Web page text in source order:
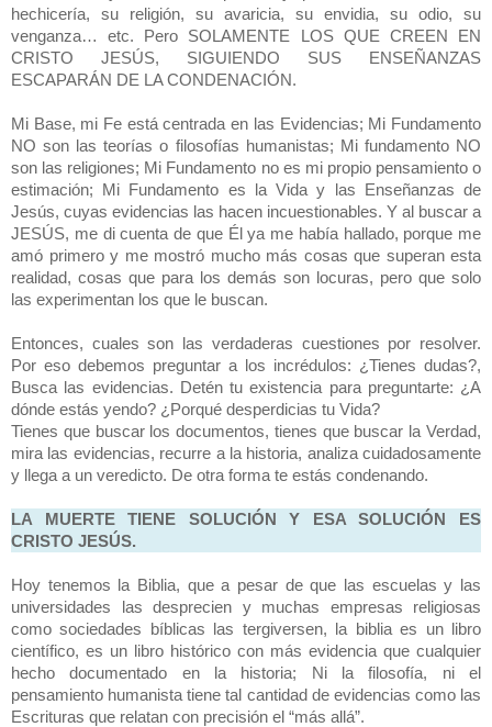
hechicería, su religión, su avaricia, su envidia, su odio, su
venganza… etc. Pero SOLAMENTE LOS QUE CREEN EN
CRISTO JESÚS, SIGUIENDO SUS ENSEÑANZAS
ESCAPARÁN DE LA CONDENACIÓN.
Mi Base, mi Fe está centrada en las Evidencias; Mi Fundamento
NO son las teorías o filosofías humanistas; Mi fundamento NO
son las religiones; Mi Fundamento no es mi propio pensamiento o
estimación; Mi Fundamento es la Vida y las Enseñanzas de
Jesús, cuyas evidencias las hacen incuestionables. Y al buscar a
JESÚS, me di cuenta de que Él ya me había hallado, porque me
amó primero y me mostró mucho más cosas que superan esta
realidad, cosas que para los demás son locuras, pero que solo
las experimentan los que le buscan.
Entonces, cuales son las verdaderas cuestiones por resolver.
Por eso debemos preguntar a los incrédulos: ¿Tienes dudas?,
Busca las evidencias. Detén tu existencia para preguntarte: ¿A
dónde estás yendo? ¿Porqué desperdicias tu Vida?
Tienes que buscar los documentos, tienes que buscar la Verdad,
mira las evidencias, recurre a la historia, analiza cuidadosamente
y llega a un veredicto. De otra forma te estás condenando.
LA MUERTE TIENE SOLUCIÓN Y ESA SOLUCIÓN ES
CRISTO JESÚS.
Hoy tenemos la Biblia, que a pesar de que las escuelas y las
universidades las desprecien y muchas empresas religiosas
como sociedades bíblicas las tergiversen, la biblia es un libro
científico, es un libro histórico con más evidencia que cualquier
hecho documentado en la historia; Ni la filosofía, ni el
pensamiento humanista tiene tal cantidad de evidencias como las
Escrituras que relatan con precisión el “más allá”.